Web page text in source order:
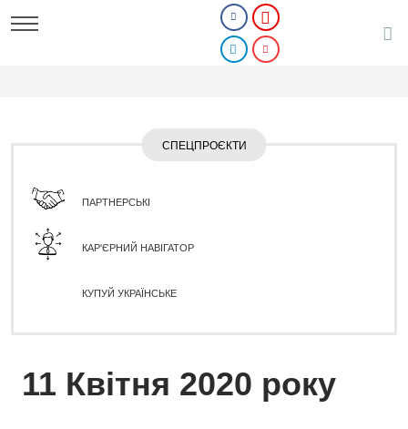
СПЕЦПРОЄКТИ
ПАРТНЕРСЬКІ
КАР'ЄРНИЙ НАВІГАТОР
КУПУЙ УКРАЇНСЬКЕ
11 Квітня 2020 року